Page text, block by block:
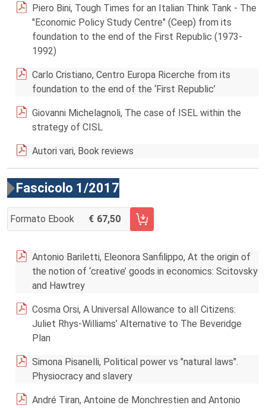
Piero Bini, Tough Times for an Italian Think Tank - The
"Economic Policy Study Centre" (Ceep) from its
foundation to the end of the First Republic (1973-
1992)
Carlo Cristiano, Centro Europa Ricerche from its
foundation to the end of the ‘First Republic’
Giovanni Michelagnoli, The case of ISEL within the
strategy of CISL
Autori vari, Book reviews
Fascicolo 1/2017
Formato Ebook 67,50
AGGIUNGI AL CARRELLO FASCICOLO 1/2017
Antonio Bariletti, Eleonora Sanfilippo, At the origin of
the notion of ‘creative’ goods in economics: Scitovsky
and Hawtrey
Cosma Orsi, A Universal Allowance to all Citizens:
Juliet Rhys-Williams’ Alternative to The Beveridge
Plan
Simona Pisanelli, Political power vs "natural laws".
Physiocracy and slavery
André Tiran, Antoine de Monchrestien and Antonio